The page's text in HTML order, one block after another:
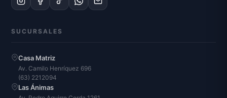
SUCURSALES
Casa Matriz
Av. Camilo Henríquez 696
(63) 2212094
Las Ánimas